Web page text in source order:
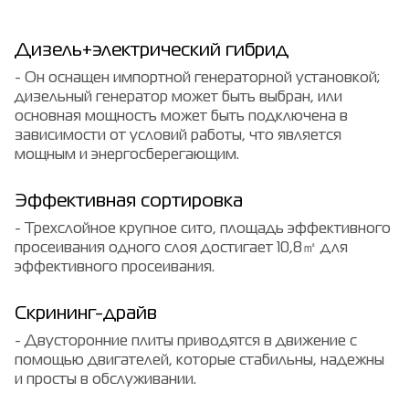
Дизель+электрический гибрид
- Он оснащен импортной генераторной установкой;
дизельный генератор может быть выбран, или
основная мощность может быть подключена в
зависимости от условий работы, что является
мощным и энергосберегающим.
Эффективная сортировка
- Трехслойное крупное сито, площадь эффективного
просеивания одного слоя достигает 10,8㎡ для
эффективного просеивания.
Скрининг-драйв
- Двусторонние плиты приводятся в движение с
помощью двигателей, которые стабильны, надежны
и просты в обслуживании.